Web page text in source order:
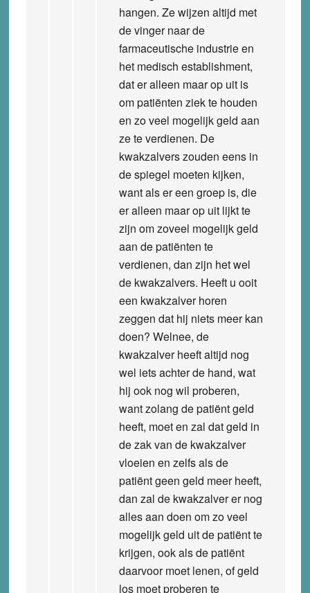
hangen. Ze wijzen altijd met
de vinger naar de
farmaceutische industrie en
het medisch establishment,
dat er alleen maar op uit is
om patiënten ziek te houden
en zo veel mogelijk geld aan
ze te verdienen. De
kwakzalvers zouden eens in
de spiegel moeten kijken,
want als er een groep is, die
er alleen maar op uit lijkt te
zijn om zoveel mogelijk geld
aan de patiënten te
verdienen, dan zijn het wel
de kwakzalvers. Heeft u ooit
een kwakzalver horen
zeggen dat hij niets meer kan
doen? Welnee, de
kwakzalver heeft altijd nog
wel iets achter de hand, wat
hij ook nog wil proberen,
want zolang de patiënt geld
heeft, moet en zal dat geld in
de zak van de kwakzalver
vloeien en zelfs als de
patiënt geen geld meer heeft,
dan zal de kwakzalver er nog
alles aan doen om zo veel
mogelijk geld uit de patiënt te
krijgen, ook als de patiënt
daarvoor moet lenen, of geld
los moet proberen te